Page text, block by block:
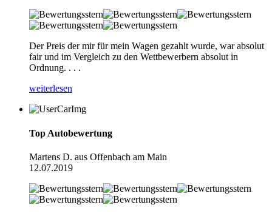
Der Preis der mir für mein Wagen gezahlt wurde, war absolut
fair und im Vergleich zu den Wettbewerbern absolut in
Ordnung. . . .
weiterlesen
Top Autobewertung
Martens D. aus Offenbach am Main
12.07.2019